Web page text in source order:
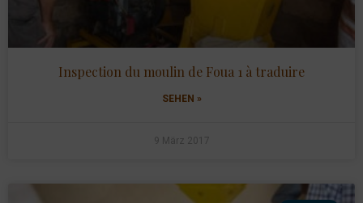
Inspection du moulin de Foua 1 à traduire
SEHEN »
9 März 2017